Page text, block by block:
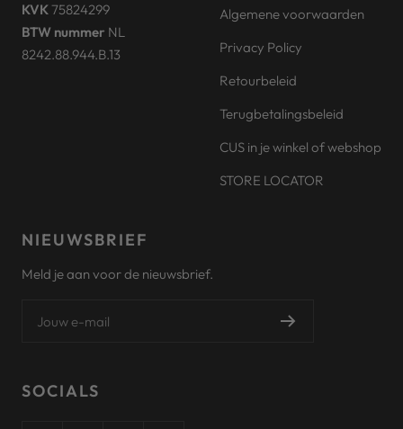
KVK75824299
BTW nummer NL
8242.88.944.B.13
Algemene voorwaarden
Privacy Policy
Retourbeleid
Terugbetalingsbeleid
CUS in je winkel of webshop
STORE LOCATOR
NIEUWSBRIEF
Meld je aan voor de nieuwsbrief.
Jouw e-mail
SOCIALS